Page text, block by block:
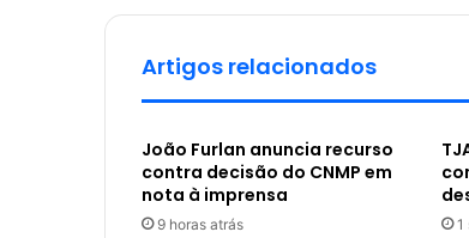
Artigos relacionados
João Furlan anuncia recurso
contra decisão do CNMP em
nota à imprensa
9 horas atrás 1